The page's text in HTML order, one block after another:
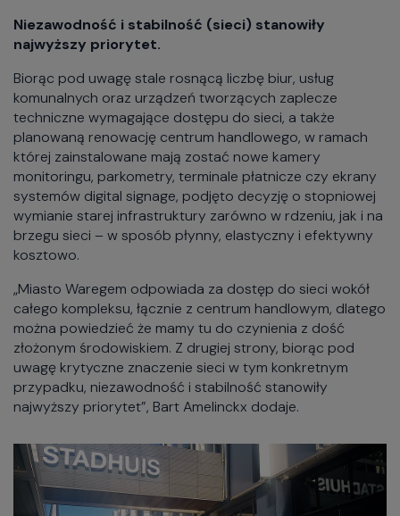
Niezawodność i stabilność (sieci) stanowiły
najwyższy priorytet.
Biorąc pod uwagę stale rosnącą liczbę biur, usług
komunalnych oraz urządzeń tworzących zaplecze
techniczne wymagające dostępu do sieci, a także
planowaną renowację centrum handlowego, w ramach
której zainstalowane mają zostać nowe kamery
monitoringu, parkometry, terminale płatnicze czy ekrany
systemów digital signage, podjęto decyzję o stopniowej
wymianie starej infrastruktury zarówno w rdzeniu, jak i na
brzegu sieci – w sposób płynny, elastyczny i efektywny
kosztowo.
„Miasto Waregem odpowiada za dostęp do sieci wokół
całego kompleksu, łącznie z centrum handlowym, dlatego
można powiedzieć że mamy tu do czynienia z dość
złożonym środowiskiem. Z drugiej strony, biorąc pod
uwagę krytyczne znaczenie sieci w tym konkretnym
przypadku, niezawodność i stabilność stanowiły
najwyższy priorytet”, Bart Amelinckx dodaje.